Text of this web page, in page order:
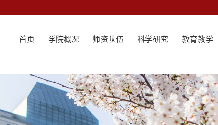
首页 学院概况 师资队伍 科学研究 教育教学